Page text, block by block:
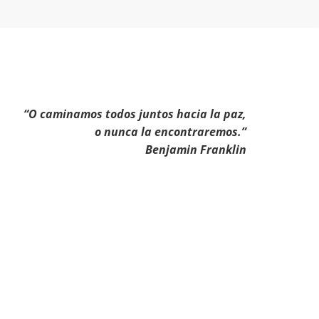
“O caminamos todos juntos hacia la paz,
o nunca la encontraremos.”
Benjamin Franklin